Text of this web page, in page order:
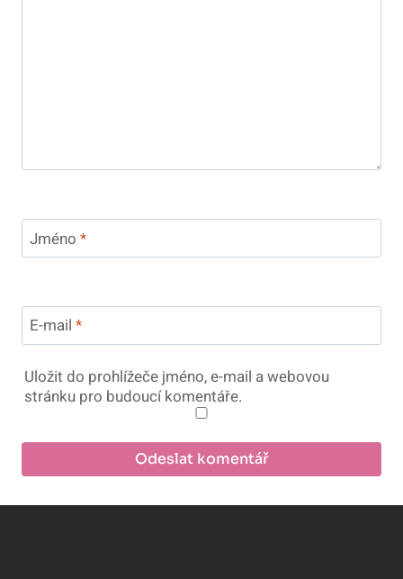
Jméno *
E-mail *
Uložit do prohlížeče jméno, e-mail a webovou
stránku pro budoucí komentáře.